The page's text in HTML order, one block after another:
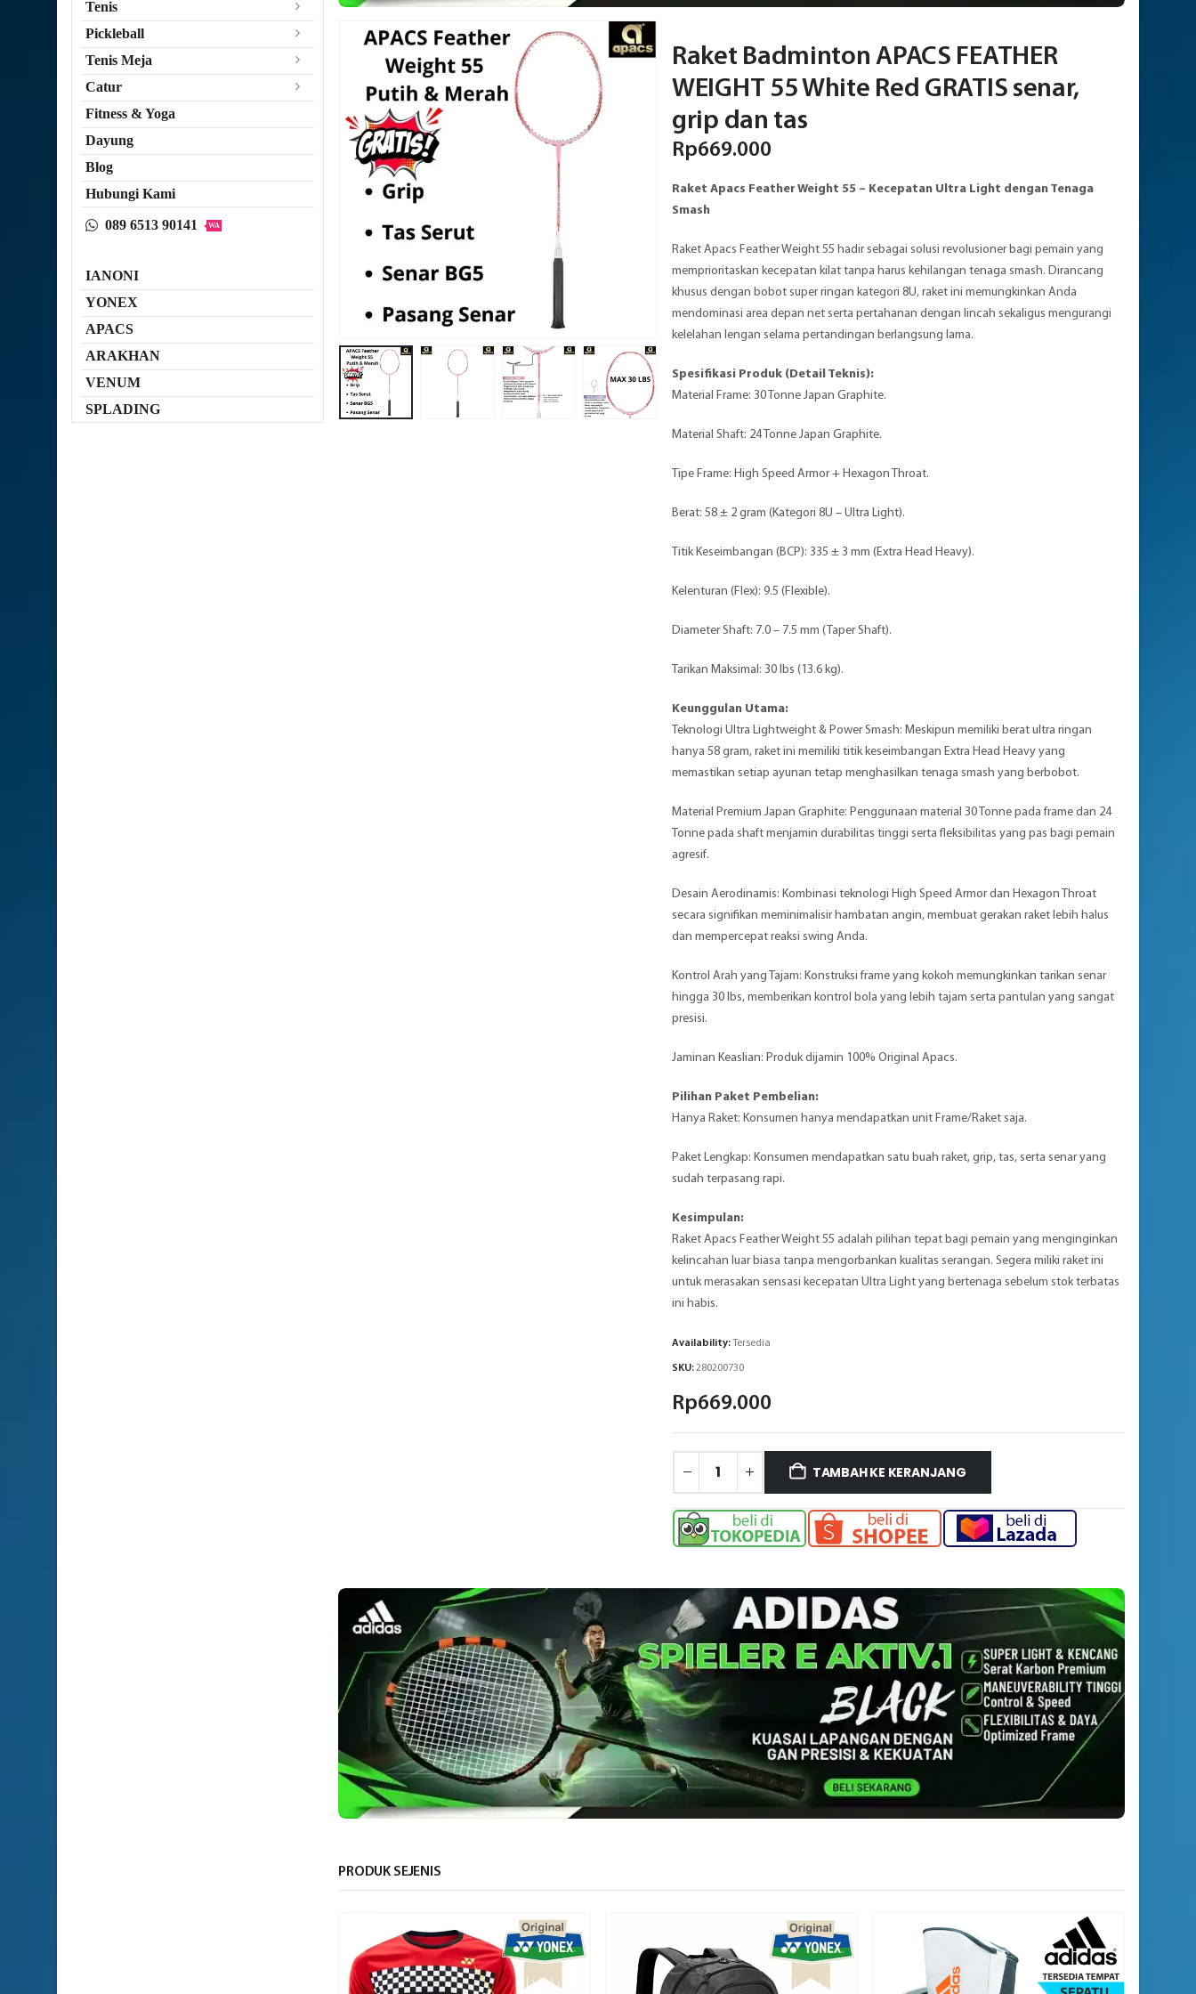
Raket Badminton APACS FEATHER
WEIGHT 55 White Red GRATIS senar,
grip dan tas
Rp669.000
Raket Apacs Feather Weight 55 – Kecepatan Ultra Light dengan Tenaga
Smash
Raket Apacs Feather Weight 55 hadir sebagai solusi revolusioner bagi pemain yang
memprioritaskan kecepatan kilat tanpa harus kehilangan tenaga smash. Dirancang
khusus dengan bobot super ringan kategori 8U, raket ini memungkinkan Anda
mendominasi area depan net serta pertahanan dengan lincah sekaligus mengurangi
kelelahan lengan selama pertandingan berlangsung lama.
Spesifikasi Produk (Detail Teknis):
Material Frame: 30 Tonne Japan Graphite.
Material Shaft: 24 Tonne Japan Graphite.
Tipe Frame: High Speed Armor + Hexagon Throat.
Berat: 58 ± 2 gram (Kategori 8U – Ultra Light).
Titik Keseimbangan (BCP): 335 ± 3 mm (Extra Head Heavy).
Kelenturan (Flex): 9.5 (Flexible).
Diameter Shaft: 7.0 – 7.5 mm (Taper Shaft).
Tarikan Maksimal: 30 lbs (13.6 kg).
Keunggulan Utama:
Teknologi Ultra Lightweight & Power Smash: Meskipun memiliki berat ultra ringan
hanya 58 gram, raket ini memiliki titik keseimbangan Extra Head Heavy yang
memastikan setiap ayunan tetap menghasilkan tenaga smash yang berbobot.
Material Premium Japan Graphite: Penggunaan material 30 Tonne pada frame dan 24
Tonne pada shaft menjamin durabilitas tinggi serta fleksibilitas yang pas bagi pemain
agresif.
Desain Aerodinamis: Kombinasi teknologi High Speed Armor dan Hexagon Throat
secara signifikan meminimalisir hambatan angin, membuat gerakan raket lebih halus
dan mempercepat reaksi swing Anda.
Kontrol Arah yang Tajam: Konstruksi frame yang kokoh memungkinkan tarikan senar
hingga 30 lbs, memberikan kontrol bola yang lebih tajam serta pantulan yang sangat
presisi.
Jaminan Keaslian: Produk dijamin 100% Original Apacs.
Pilihan Paket Pembelian:
Hanya Raket: Konsumen hanya mendapatkan unit Frame/Raket saja.
Paket Lengkap: Konsumen mendapatkan satu buah raket, grip, tas, serta senar yang
sudah terpasang rapi.
Kesimpulan:
Raket Apacs Feather Weight 55 adalah pilihan tepat bagi pemain yang menginginkan
kelincahan luar biasa tanpa mengorbankan kualitas serangan. Segera miliki raket ini
untuk merasakan sensasi kecepatan Ultra Light yang bertenaga sebelum stok terbatas
ini habis.
Availability:Tersedia
SKU:280200730
Rp669.000
TAMBAH KE KERANJANG
PRODUK SEJENIS
Tenis
Pickleball
Tenis Meja
Catur
Fitness & Yoga
Dayung
Blog
Hubungi Kami
089 6513 90141 WA
IANONI
YONEX
APACS
ARAKHAN
VENUM
SPLADING